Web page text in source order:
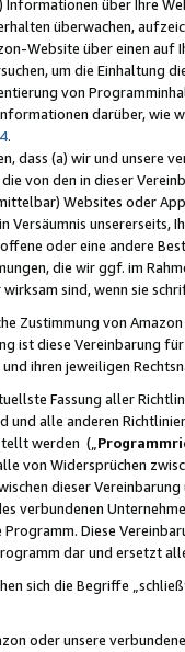
Informationen über Ihre
überwachen,
Website über einen
um die Einhaltung
von
darüber, wie
.
dass (a) wir und
von den in dieser
Websites oder
Versäumnis unsererseits,
oder eine andere
die wir ggf. im
sind, wenn sie
Zustimmung von
ist diese Vereinbarung
ihren jeweiligen
Fassung aller
und alle anderen
werden („
von Widersprüchen
dieser
verbundenen
Diese
dar und ersetzt
sich die Begriffe
oder unsere